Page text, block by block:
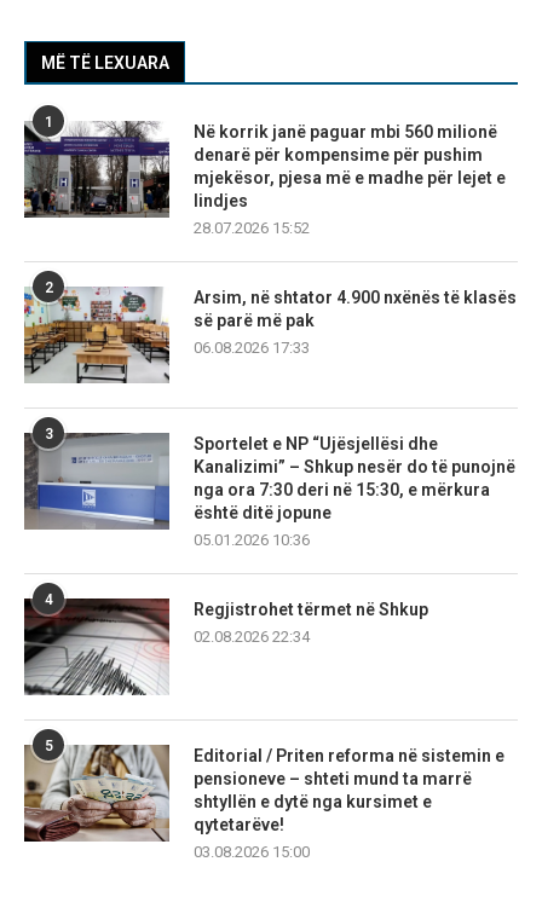
MË TË LEXUARA
1
Në korrik janë paguar mbi 560 milionë
denarë për kompensime për pushim
mjekësor, pjesa më e madhe për lejet e
lindjes
28.07.2026 15:52
2
Arsim, në shtator 4.900 nxënës të klasës
së parë më pak
06.08.2026 17:33
3
Sportelet e NP “Ujësjellësi dhe
Kanalizimi” – Shkup nesër do të punojnë
nga ora 7:30 deri në 15:30, e mërkura
është ditë jopune
05.01.2026 10:36
4
Regjistrohet tërmet në Shkup
02.08.2026 22:34
5
Editorial / Priten reforma në sistemin e
pensioneve – shteti mund ta marrë
shtyllën e dytë nga kursimet e
qytetarëve!
03.08.2026 15:00